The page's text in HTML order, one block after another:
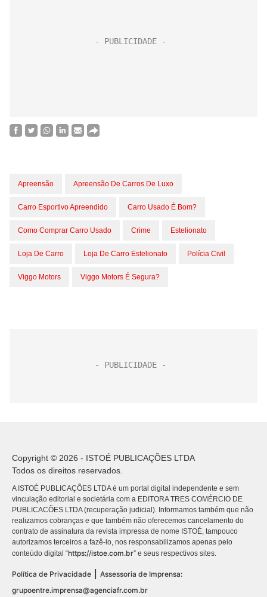
Apreensão Apreensão De Carros De Luxo
Carro Esportivo Apreendido Carro Usado É Bom?
Como Comprar Carro Usado Crime Estelionato
Loja De Carro Loja De Carro Estelionato Polícia Civil
Viggo Motors Viggo Motors É Segura?
Copyright © 2026 - ISTOÉ PUBLICAÇÕES LTDA
Todos os direitos reservados.
A ISTOÉ PUBLICAÇÕES LTDA é um portal digital independente e sem
vinculação editorial e societária com a EDITORA TRES COMÉRCIO DE
PUBLICACÕES LTDA (recuperação judicial). Informamos também que não
realizamos cobranças e que também não oferecemos cancelamento do
contrato de assinatura da revista impressa de nome ISTOÉ, tampouco
autorizamos terceiros a fazê-lo, nos responsabilizamos apenas pelo
conteúdo digital “https://istoe.com.br” e seus respectivos sites.
Política de Privacidade
Assessoria de Imprensa:
grupoentre.imprensa@agenciafr.com.br